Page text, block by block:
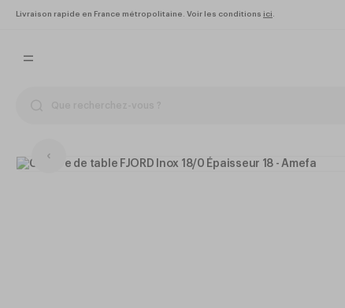
Livraison rapide en France métropolitaine. Voir les conditions ici .